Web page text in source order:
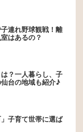
連れ野球観戦！離
はあるの？
？一人暮らし、子
台の地域も紹介♪
子育て世帯に選ば